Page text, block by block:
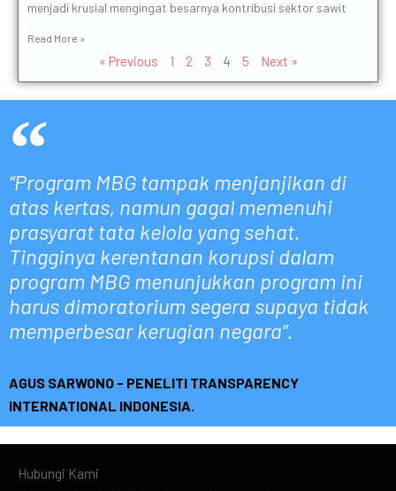
menjadi krusial mengingat besarnya kontribusi sektor sawit
Read More »
« Previous 1 2 3 4 5 Next »
“Program MBG tampak menjanjikan di
atas kertas, namun gagal memenuhi
prasyarat tata kelola yang sehat.
Tingginya kerentanan korupsi dalam
program MBG menunjukkan program ini
harus dimoratorium segera supaya tidak
memperbesar kerugian negara”.
AGUS SARWONO - PENELITI TRANSPARENCY
INTERNATIONAL INDONESIA.
Hubungi Kami